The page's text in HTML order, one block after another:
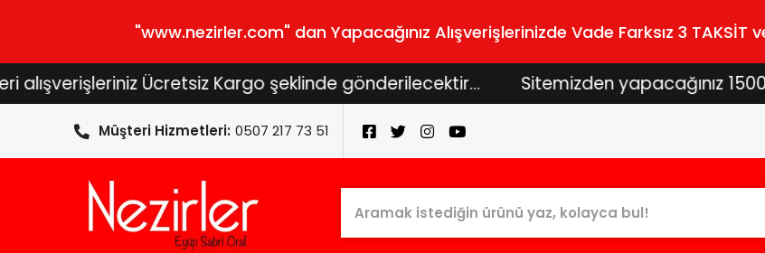
"www.nezirler.com" dan Yapacağınız Alışverişlerinizde Vade Farksız 3 TAKSİT
Ücretsiz Kargo şeklinde gönderilecektir... Sitemizden yapacağınız 1500
Müşteri Hizmetleri: 0507 217 73 51